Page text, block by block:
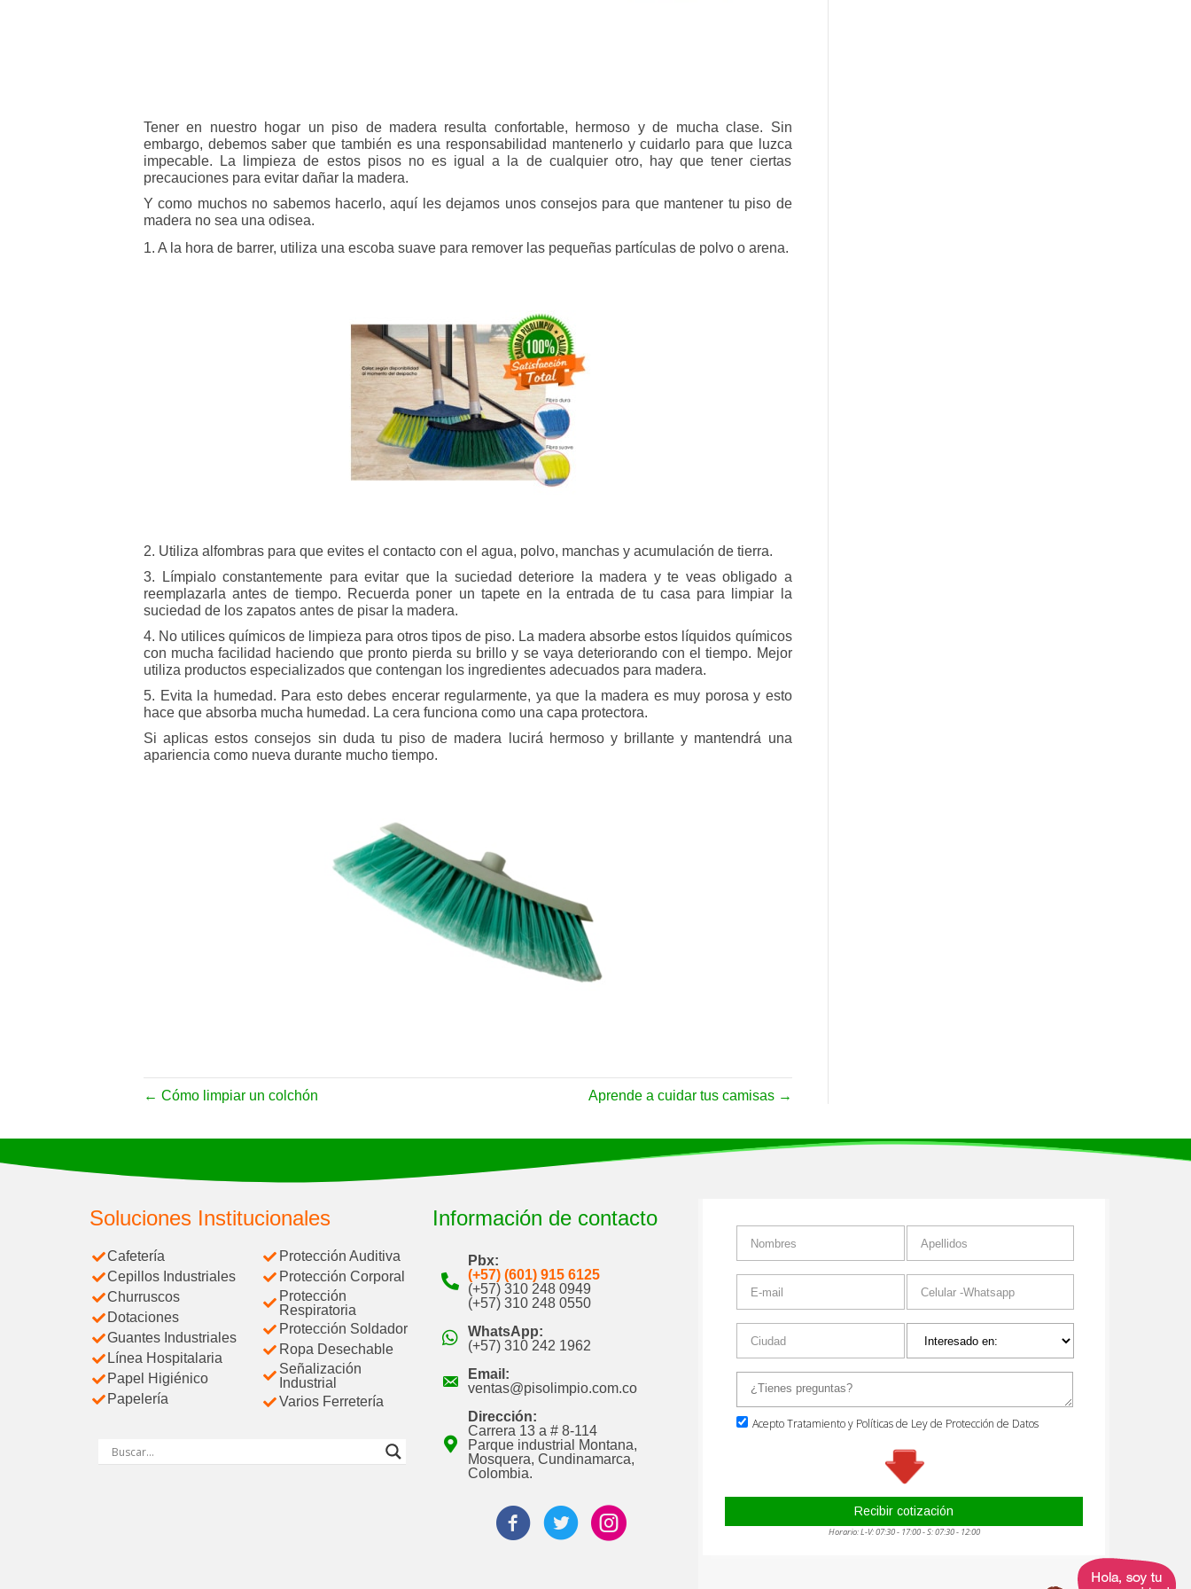
Tener en nuestro hogar un piso de madera resulta confortable, hermoso y de mucha clase. Sin
embargo, debemos saber que también es una responsabilidad mantenerlo y cuidarlo para que luzca
impecable. La limpieza de estos pisos no es igual a la de cualquier otro, hay que tener ciertas
precauciones para evitar dañar la madera.
Y como muchos no sabemos hacerlo, aquí les dejamos unos consejos para que mantener tu piso de
madera no sea una odisea.
1. A la hora de barrer, utiliza una escoba suave para remover las pequeñas partículas de polvo o arena.
2. Utiliza alfombras para que evites el contacto con el agua, polvo, manchas y acumulación de tierra.
3. Límpialo constantemente para evitar que la suciedad deteriore la madera y te veas obligado a
reemplazarla antes de tiempo. Recuerda poner un tapete en la entrada de tu casa para limpiar la
suciedad de los zapatos antes de pisar la madera.
4. No utilices químicos de limpieza para otros tipos de piso. La madera absorbe estos líquidos químicos
con mucha facilidad haciendo que pronto pierda su brillo y se vaya deteriorando con el tiempo. Mejor
utiliza productos especializados que contengan los ingredientes adecuados para madera.
5. Evita la humedad. Para esto debes encerar regularmente, ya que la madera es muy porosa y esto
hace que absorba mucha humedad. La cera funciona como una capa protectora.
Si aplicas estos consejos sin duda tu piso de madera lucirá hermoso y brillante y mantendrá una
apariencia como nueva durante mucho tiempo.
← Cómo limpiar un colchón Aprende a cuidar tus camisas →
Soluciones Institucionales
Cafetería
Cepillos Industriales
Churruscos
Dotaciones
Guantes Industriales
Línea Hospitalaria
Papel Higiénico
Papelería
Protección Auditiva
Protección Corporal
Protección
Respiratoria
Protección Soldador
Ropa Desechable
Señalización
Industrial
Varios Ferretería
Información de contacto
Pbx:
(+57) (601) 915 6125
(+57) 310 248 0949
(+57) 310 248 0550
WhatsApp:
(+57) 310 242 1962
Email:
ventas@pisolimpio.com.co
Dirección:
Carrera 13 a # 8-114
Parque industrial Montana,
Mosquera, Cundinamarca,
Colombia.